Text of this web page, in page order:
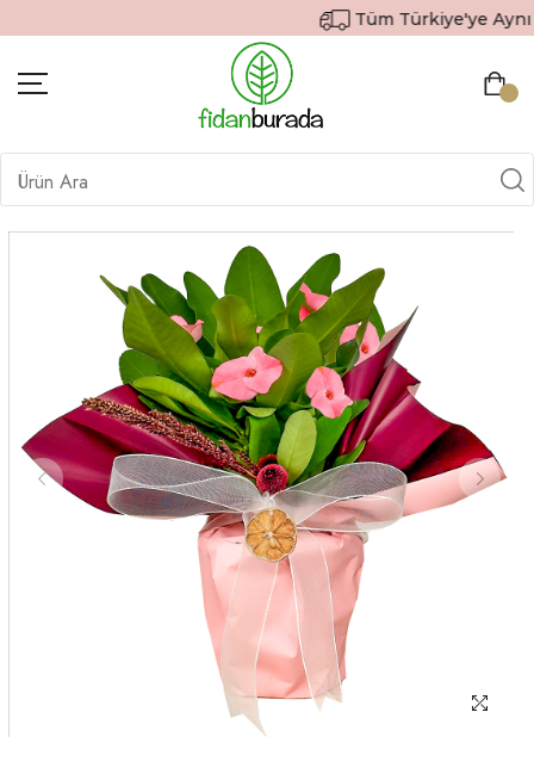
Tüm Türkiye'ye Aynı
BITKILER
İÇ MEKAN BITKILERI
DEKORATIF SAKSILI BITKILER
DIŞ MEKAN BITKILERI
HEDIYE GÖNDER
TOPRAK & GÜBRE
SIPARIŞ TAKIP